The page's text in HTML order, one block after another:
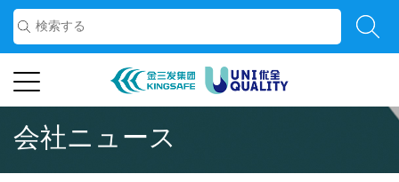
会社ニュース